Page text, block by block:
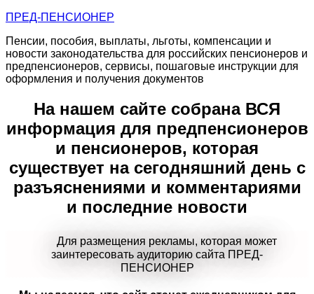
ПРЕД-ПЕНСИОНЕР
Пенсии, пособия, выплаты, льготы, компенсации и
новости законодательства для российских пенсионеров и
предпенсионеров, сервисы, пошаговые инструкции для
оформления и получения документов
На нашем сайте собрана ВСЯ
информация для предпенсионеров
и пенсионеров, которая
существует на сегодняшний день с
разъяснениями и комментариями
и последние новости
Для размещения рекламы, которая может
заинтересовать аудиторию сайта ПРЕД-
ПЕНСИОНЕР